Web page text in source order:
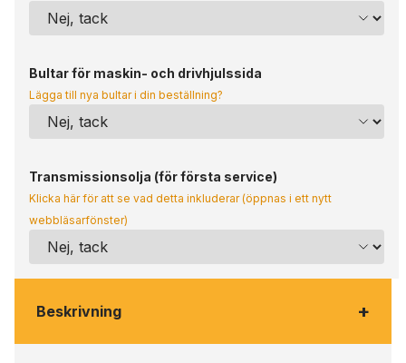
Bultar för maskin- och drivhjulssida
Lägga till nya bultar i din beställning?
Transmissionsolja (för första service)
Klicka här för att se vad detta inkluderar (öppnas i ett nytt
webbläsarfönster)
Beskrivning +